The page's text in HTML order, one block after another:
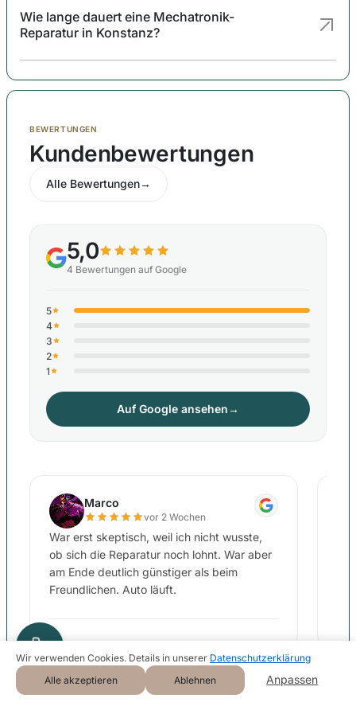
Wie lange dauert eine Mechatronik-
Reparatur in Konstanz?
BEWERTUNGEN
Kundenbewertungen
Alle Bewertungen→
5,0
4 Bewertungen auf Google
5
4
3
2
1
Auf Google ansehen→
Marco
vor 2 Wochen
War erst skeptisch, weil ich nicht wusste,
ob sich die Reparatur noch lohnt. War aber
am Ende deutlich günstiger als beim
Freundlichen. Auto läuft.
Powered byGoogle
Wir verwenden Cookies. Details in unserer Datenschutzerklärung
Alle akzeptieren
Ablehnen Anpassen